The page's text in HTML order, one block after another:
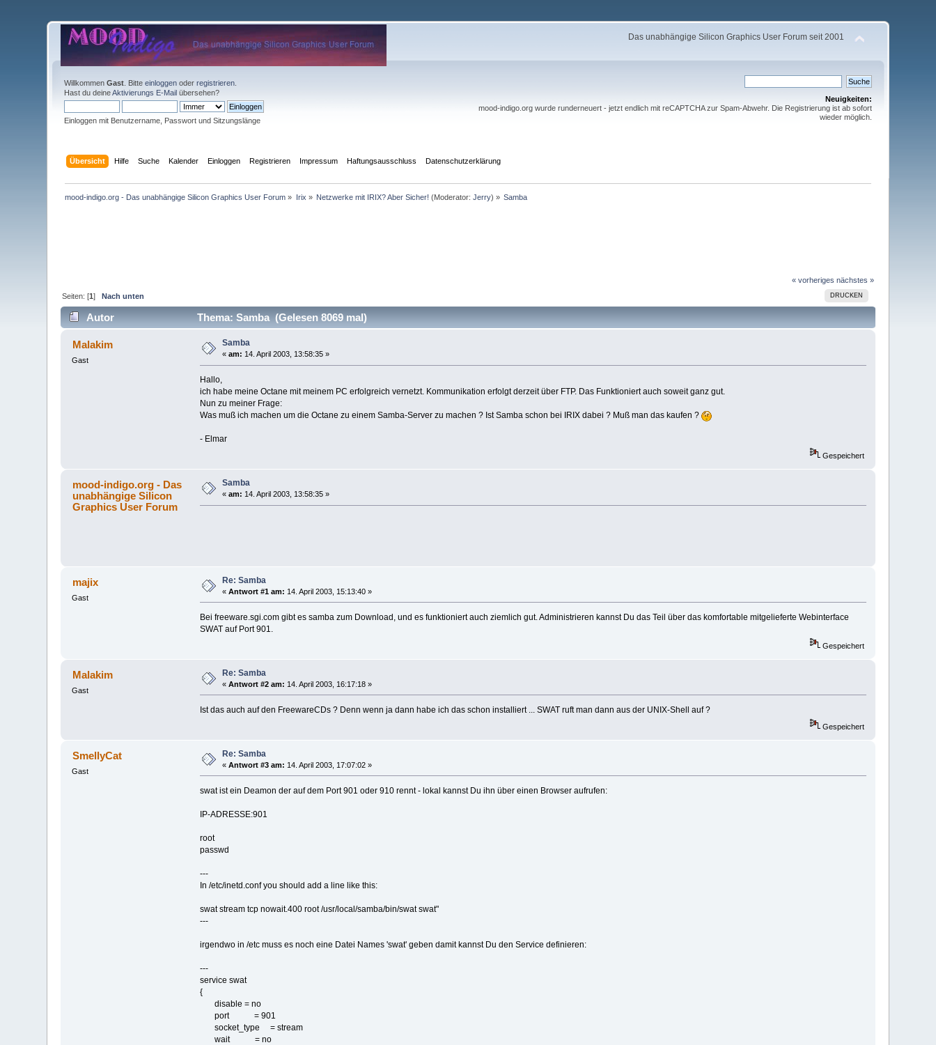
Das unabhängige Silicon Graphics User Forum seit 2001
WillkommenGast . Bitteeinloggen oderregistrieren
Hast du deineAktivierungs E-Mail übersehen?
Einloggen mit Benutzername, Passwort und Sitzungslänge
Neuigkeiten:
mood-indigo.org wurde runderneuert - jetzt endlich mit reCAPTCHA zur Spam-Abwehr. Die Registrierung ist ab sofort
wieder möglich.
Übersicht Hilfe Suche Kalender Einloggen Registrieren Impressum Haftungsausschluss Datenschutzerklärung
mood-indigo.org - Das unabhängige Silicon Graphics User Forum » Irix » Netzwerke mit IRIX? Aber Sicher! (Moderator:Jerry) » Samba
« vorheriges nächstes »
DRUCKEN
Seiten: [1]Nach unten
Autor Thema: Samba (Gelesen 8069 mal)
Malakim
Gast
Samba
«am: 14. April 2003, 13:58:35 »
Hallo,
ich habe meine Octane mit meinem PC erfolgreich vernetzt. Kommunikation erfolgt derzeit über FTP. Das Funktioniert auch soweit ganz gut.
Nun zu meiner Frage:
Was muß ich machen um die Octane zu einem Samba-Server zu machen ? Ist Samba schon bei IRIX dabei ? Muß man das kaufen ?
- Elmar
Gespeichert
mood-indigo.org - Das
unabhängige Silicon
Graphics User Forum
Samba
«am: 14. April 2003, 13:58:35 »
majix
Gast
Re: Samba
«Antwort #1 am: 14. April 2003, 15:13:40 »
Bei freeware.sgi.com gibt es samba zum Download, und es funktioniert auch ziemlich gut. Administrieren kannst Du das Teil über das komfortable mitgelieferte Webinterface
SWAT auf Port 901.
Gespeichert
Malakim
Gast
Re: Samba
«Antwort #2 am: 14. April 2003, 16:17:18 »
Ist das auch auf den FreewareCDs ? Denn wenn ja dann habe ich das schon installiert ... SWAT ruft man dann aus der UNIX-Shell auf ?
Gespeichert
SmellyCat
Gast
Re: Samba
«Antwort #3 am: 14. April 2003, 17:07:02 »
swat ist ein Deamon der auf dem Port 901 oder 910 rennt - lokal kannst Du ihn über einen Browser aufrufen:
IP-ADRESSE:901
root
passwd
---
In /etc/inetd.conf you should add a line like this:
swat stream tcp nowait.400 root /usr/local/samba/bin/swat swat"
---
irgendwo in /etc muss es noch eine Datei Names 'swat' geben damit kannst Du den Service definieren:
---
service swat
{
disable = no
port = 901
socket_type = stream
wait = no